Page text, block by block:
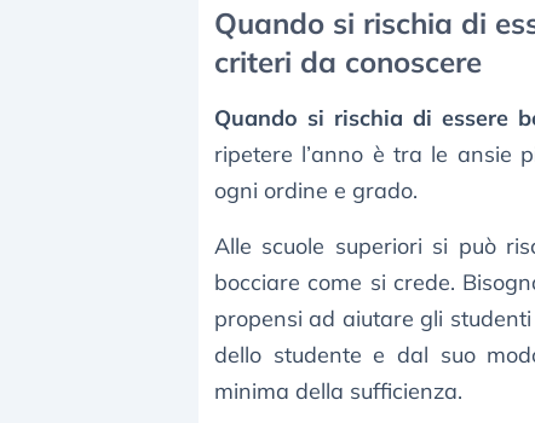
Quando si rischia di
criteri da conoscere
Quando si rischia di essere
ripetere l’anno è tra le ansie
ogni ordine e grado.
Alle scuole superiori si può
bocciare come si crede.
propensi ad aiutare gli
dello studente e dal suo
minima della sufficienza.